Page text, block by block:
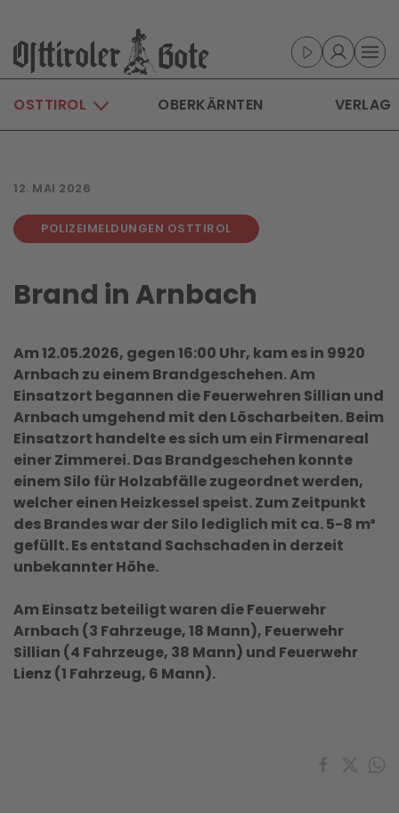
Skip to main content
OSTTIROL OBERKÄRNTEN VERLAG
12. MAI 2026
POLIZEIMELDUNGEN OSTTIROL
Brand in Arnbach
Am 12.05.2026, gegen 16:00 Uhr, kam es in 9920
Arnbach zu einem Brandgeschehen. Am
Einsatzort begannen die Feuerwehren Sillian und
Arnbach umgehend mit den Löscharbeiten. Beim
Einsatzort handelte es sich um ein Firmenareal
einer Zimmerei. Das Brandgeschehen konnte
einem Silo für Holzabfälle zugeordnet werden,
welcher einen Heizkessel speist. Zum Zeitpunkt
des Brandes war der Silo lediglich mit ca. 5-8 m³
gefüllt. Es entstand Sachschaden in derzeit
unbekannter Höhe.
Am Einsatz beteiligt waren die Feuerwehr
Arnbach (3 Fahrzeuge, 18 Mann), Feuerwehr
Sillian (4 Fahrzeuge, 38 Mann) und Feuerwehr
Lienz (1 Fahrzeug, 6 Mann).